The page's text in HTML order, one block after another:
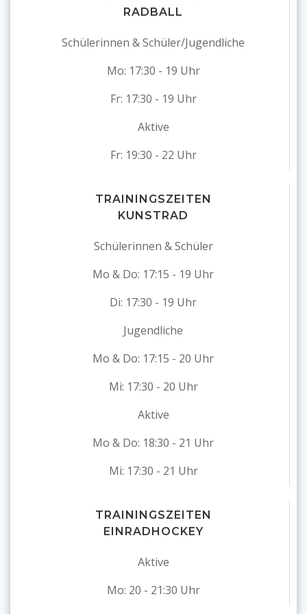
RADBALL
Schülerinnen & Schüler/Jugendliche
Mo: 17:30 - 19 Uhr
Fr: 17:30 - 19 Uhr
Aktive
Fr: 19:30 - 22 Uhr
TRAININGSZEITEN
KUNSTRAD
Schülerinnen & Schüler
Mo & Do: 17:15 - 19 Uhr
Di: 17:30 - 19 Uhr
Jugendliche
Mo & Do: 17:15 - 20 Uhr
Mi: 17:30 - 20 Uhr
Aktive
Mo & Do: 18:30 - 21 Uhr
Mi: 17:30 - 21 Uhr
TRAININGSZEITEN
EINRADHOCKEY
Aktive
Mo: 20 - 21:30 Uhr